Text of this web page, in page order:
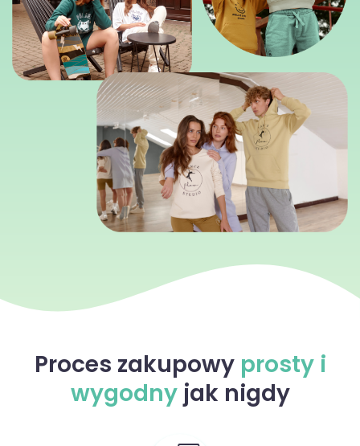
Proces zakupowy prosty i
wygodnyjak nigdy